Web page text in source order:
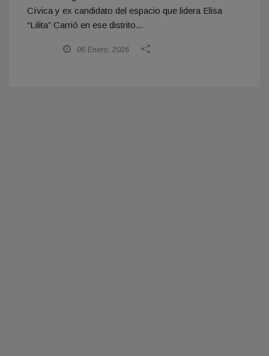
Cívica y ex candidato del espacio que lidera Elisa
“Lilita” Carrió en ese distrito...
06 Enero, 2026